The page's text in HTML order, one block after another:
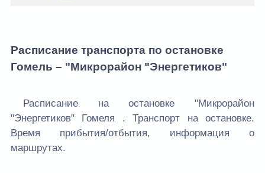
Расписание транспорта по остановке
Гомель – "Микрорайон "Энергетиков"
Расписание на остановке "Микрорайон
"Энергетиков" Гомеля . Транспорт на остановке.
Время прибытия/отбытия, информация о
маршрутах.